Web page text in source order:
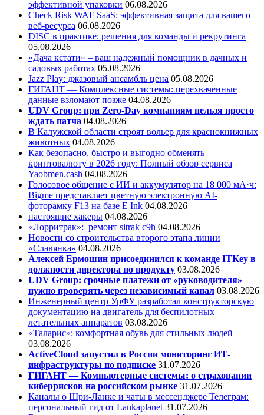
эффективной упаковки 06.08.2026
Check Risk WAF SaaS: эффективная защита для вашего
веб-ресурса 06.08.2026
DISC в практике: решения для команды и рекрутинга
05.08.2026
«Дача кстати» – ваш надежный помощник в дачных и
садовых работах 05.08.2026
Jazz Play: джазовый ансамбль цена 05.08.2026
ГИГАНТ — Комплексные системы: перехваченные
данные взломают позже 04.08.2026
UDV Group: при Zero-Day компаниям нельзя просто
ждать патча 04.08.2026
В Калужской области строят вольер для краснокнижных
животных 04.08.2026
Как безопасно, быстро и выгодно обменять
криптовалюту в 2026 году: Полный обзор сервиса
Yaobmen.cash 04.08.2026
Голосовое общение с ИИ и аккумулятор на 18 000 мА·ч:
Bigme представляет цветную электронную AI-
фоторамку F13 на базе E Ink 04.08.2026
настоящие хакеры 04.08.2026
«Лорритрак»: ремонт sitrak c9h 04.08.2026
Новости со строительства второго этапа линии
«Славянка» 04.08.2026
Алексей Ермошин присоединился к команде ITKey в
должности директора по продукту 03.08.2026
UDV Group: срочные платежи от «руководителя»
нужно проверять через независимый канал 03.08.2026
Инженерный центр УрФУ разработал конструкторскую
документацию на двигатель для беспилотных
летательных аппаратов 03.08.2026
«Таларис»: комфортная обувь для стильных людей
03.08.2026
ActiveCloud запустил в России мониторинг ИТ-
инфраструктуры по подписке 31.07.2026
ГИГАНТ — Компьютерные системы: о страховании
киберрисков на российском рынке 31.07.2026
Каналы о Шри-Ланке и чаты в мессенджере Телеграм:
персональный гид от Lankaplanet 31.07.2026